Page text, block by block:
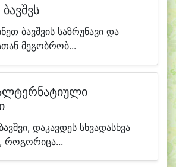
ბავშვის საზრუნავი და
მეგობრობ...
დაკავდეს სხვადასხვა
როგორიცა...